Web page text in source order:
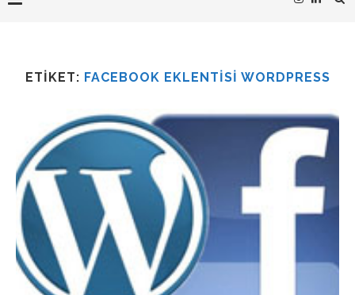
ETIKET: FACEBOOK EKLENTISI WORDPRESS